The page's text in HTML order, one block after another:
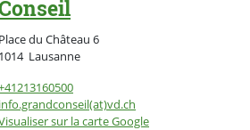
Place du Château 6
1014 LausanneSuisse
info.grandconseil(at)vd.ch
sur la carte Google